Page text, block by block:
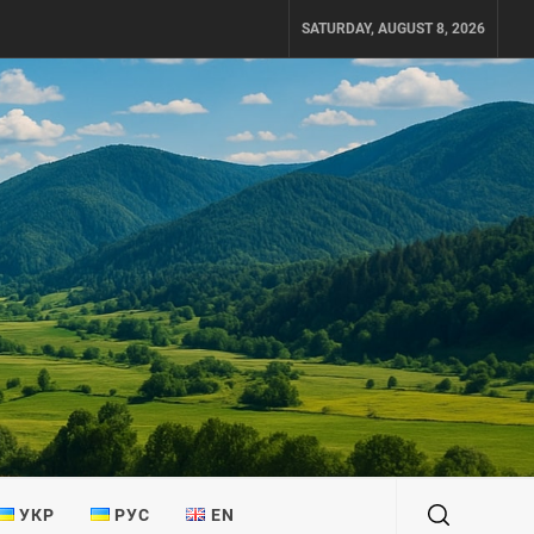
SATURDAY, AUGUST 8, 2026
УКР РУС EN